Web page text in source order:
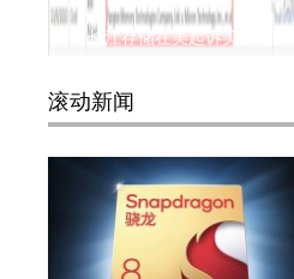
长江存储在美起诉美光侵
滚动新闻